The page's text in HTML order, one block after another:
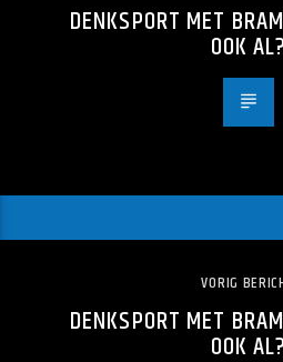
DENKSPORT MET
OOK AL?
VORIG
DENKSPORT MET
OOK AL?